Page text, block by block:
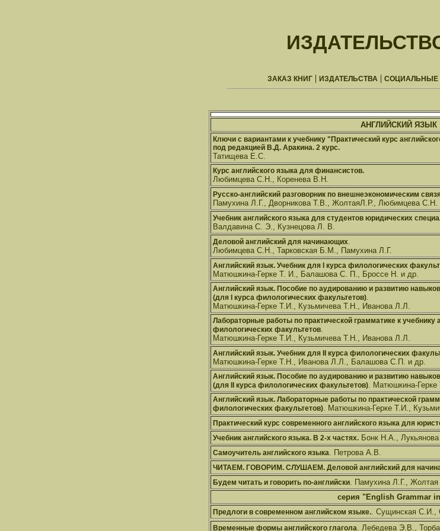
ЗАКАЗ КНИГ | ИЗДАТЕЛЬСТВА | СОЦИАЛЬНЫЕ
АНГЛИЙСКИЙ ЯЗЫК
Ключи с вариантами к учебнику "Практический курс
под редакцией В.Д. Аракина. 2 курс.
Татищева Е.С.
Курс английского языка для финансистов.
Любимцева С.Н., Коренева В.Н.
Русско-английский разговорник по внешнеэкономическим
Памухина Л.Г., Дворникова Т.В., ЖолтаяЛ.Р., Любимцева С.Н.
Учебник английского языка для студентов юридических
Валдавина С. Э., Кузнецова Л. В.
Деловой английский для начинающих.
Любимцева С.Н., Тарковская Б.М., Памухина Л.Г.
Английский язык. Учебник для I курса филологических
Матюшкина-Герке Т. И., Балашова С. П., Броссе Н. и др.
Английский язык. Пособие по аудированию и развитию
(для I курса филологических факультетов).
Матюшкина-Герке Т.И., Кузьмичева Т.Н., Иванова Л.Л.
Лабораторные работы по практической грамматике к учебнику
филологических факультетов.
Матюшкина-Герке Т.И., Кузьмичева Т.Н., Иванова Л.Л.
Английский язык. Учебник для II курса филологических
Матюшкина-Герке Т.Н., Иванова Л.Л., Балашова С.П. и др.
Английский язык. Пособие по аудированию и развитию
(для II курса филологических факультетов). Матюшкина-
Английский язык. Лабораторные работы по практической
филологических факультетов). Матюшкина-Герке Т.И.,
Практический курс современного английского языка для
Учебник английского языка. В 2-х частях. Бонк Н.А.,
Самоучитель английского языка. Петрова А.В.
ЧИТАЕМ. ГОВОРИМ. СЛУШАЕМ. Деловой английский для
Будем читать и говорить по-английски. Памухина Л.Г., Жолтая
серия "English Grammar
Предлоги в современном английском языке.. Сущинская С.И.,
Временные формы английского глагола. Лебедева Э.В.,